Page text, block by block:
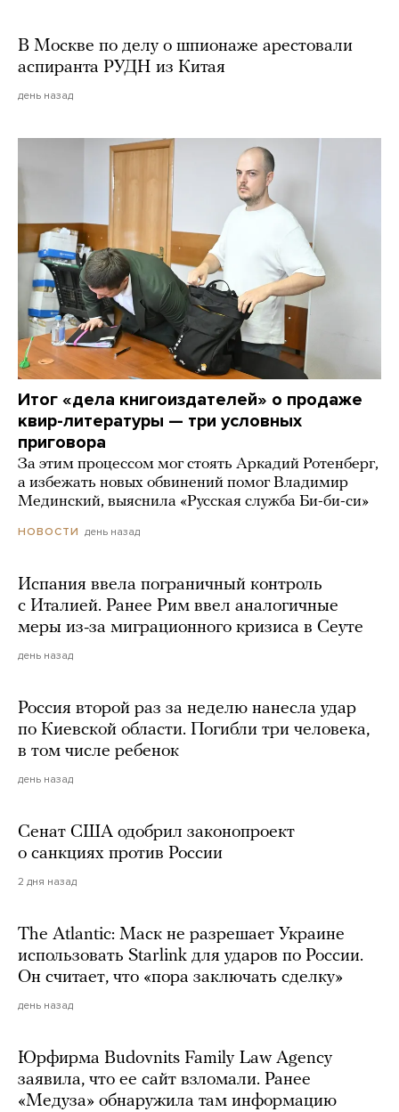
В Москве по делу о шпионаже арестовали
аспиранта РУДН из Китая
день назад
Итог «дела книгоиздателей» о продаже
квир-литературы — три условных
приговора
За этим процессом мог стоять Аркадий Ротенберг,
а избежать новых обвинений помог Владимир
Мединский, выяснила «Русская служба Би-би-си»
НОВОСТИ день назад
Испания ввела пограничный контроль
с Италией. Ранее Рим ввел аналогичные
меры из-за миграционного кризиса в Сеуте
день назад
Россия второй раз за неделю нанесла удар
по Киевской области. Погибли три человека,
в том числе ребенок
день назад
Сенат США одобрил законопроект
о санкциях против России
2 дня назад
The Atlantic: Маск не разрешает Украине
использовать Starlink для ударов по России.
Он считает, что «пора заключать сделку»
день назад
Юрфирма Budovnits Family Law Agency
заявила, что ее сайт взломали. Ранее
«Медуза» обнаружила там информацию